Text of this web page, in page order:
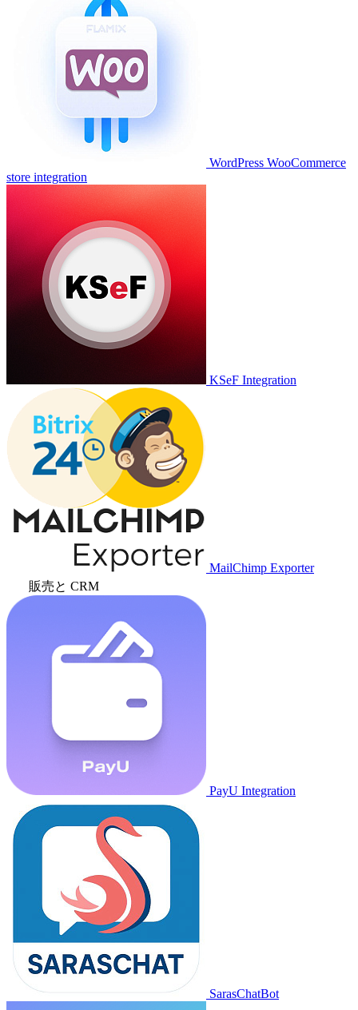
WordPress WooCommerce
store integration
KSeF Integration
MailChimp Exporter
販売と CRM
PayU Integration
SarasChatBot